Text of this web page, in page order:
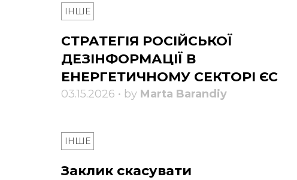
ІНШЕ
СТРАТЕГІЯ РОСІЙСЬКОЇ
ДЕЗІНФОРМАЦІЇ В
ЕНЕРГЕТИЧНОМУ СЕКТОРІ ЄС
03.15.2026 • by Marta Barandiy
ІНШЕ
Заклик скасувати